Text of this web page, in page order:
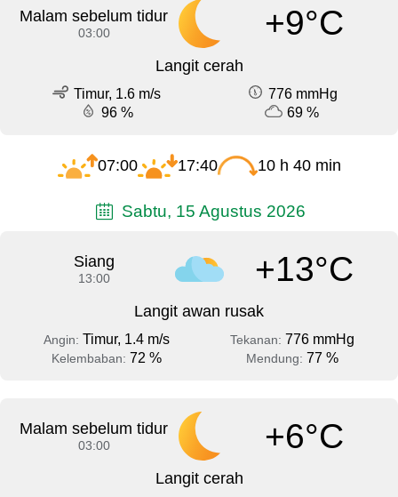
Malam sebelum tidur
03:00 +9°C
Langit cerah
Timur, 1.6 m/s
776 mmHg
96 %
69 %
07:00 17:40 10 h 40 min
Sabtu, 15 Agustus 2026
Siang
13:00 +13°C
Langit awan rusak
Angin: Timur, 1.4 m/s Tekanan: 776 mmHg
Kelembaban: 72 % Mendung: 77 %
Malam sebelum tidur
03:00 +6°C
Langit cerah